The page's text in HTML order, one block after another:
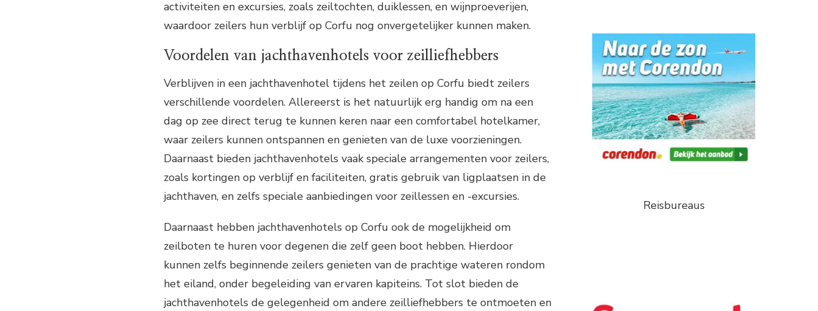
activiteiten en excursies, zoals zeiltochten, duiklessen, en wijnproeverijen,
waardoor zeilers hun verblijf op Corfu nog onvergetelijker kunnen maken.
Voordelen van jachthavenhotels voor zeilliefhebbers
Verblijven in een jachthavenhotel tijdens het zeilen op Corfu biedt zeilers
verschillende voordelen. Allereerst is het natuurlijk erg handig om na een
dag op zee direct terug te kunnen keren naar een comfortabel hotelkamer,
waar zeilers kunnen ontspannen en genieten van de luxe voorzieningen.
Daarnaast bieden jachthavenhotels vaak speciale arrangementen voor zeilers,
zoals kortingen op verblijf en faciliteiten, gratis gebruik van ligplaatsen in de
jachthaven, en zelfs speciale aanbiedingen voor zeillessen en -excursies.
Daarnaast hebben jachthavenhotels op Corfu ook de mogelijkheid om
zeilboten te huren voor degenen die zelf geen boot hebben. Hierdoor
kunnen zelfs beginnende zeilers genieten van de prachtige wateren rondom
het eiland, onder begeleiding van ervaren kapiteins. Tot slot bieden de
jachthavenhotels de gelegenheid om andere zeilliefhebbers te ontmoeten en
Reisbureaus